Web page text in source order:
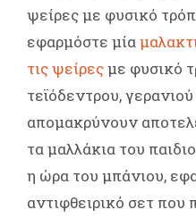
ψείρες με φυσικό
εφαρμόστε μία
τις ψείρεςμε φυσικό
τεϊόδεντρου,
απομακρύνουν
τα μαλλάκια του
η ώρα του μπάνιου,
αντιφθειρικό σετ που